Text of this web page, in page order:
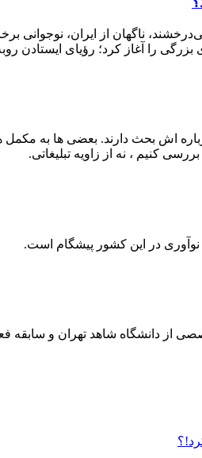
ناگهان از ایران، نوجوانی
را آغاز کرد؛ رؤیای ایستادن
بحث دارند. بعضی‌ ها به مکمل‌ های
کنیم ، نه از زاویه تبلیغاتی.
نوآوری در این کشور پیشگام است.
از دانشگاه شاهد تهران و سابقه